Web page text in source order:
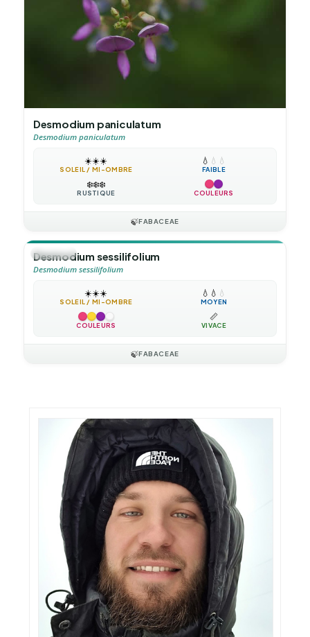
Desmodium paniculatum
Desmodium paniculatum
☀️☀️☀️
SOLEIL / MI-OMBRE
💧 💧 💧
FAIBLE
❄️❄️❄️
RUSTIQUE COULEURS
🍃FABACEAE
🪴VIVACE
Desmodium sessilifolium
Desmodium sessilifolium
☀️☀️☀️
SOLEIL / MI-OMBRE
💧 💧 💧
MOYEN
COULEURS
📏
VIVACE
🍃FABACEAE